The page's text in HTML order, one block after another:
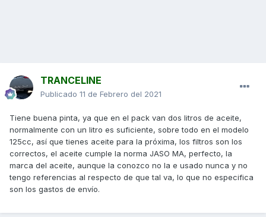
TRANCELINE
Publicado 11 de Febrero del 2021
Tiene buena pinta, ya que en el pack van dos litros de aceite,
normalmente con un litro es suficiente, sobre todo en el modelo
125cc, así que tienes aceite para la próxima, los filtros son los
correctos, el aceite cumple la norma JASO MA, perfecto, la
marca del aceite, aunque la conozco no la e usado nunca y no
tengo referencias al respecto de que tal va, lo que no especifica
son los gastos de envío.